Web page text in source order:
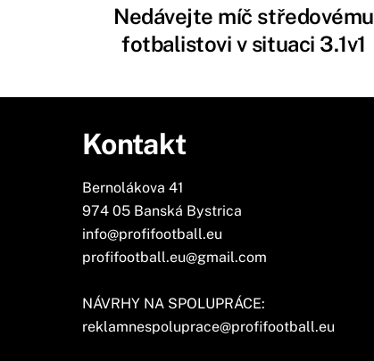
Nedávejte míč středovému
fotbalistovi v situaci 3.1v1
Kontakt
Bernolákova 41
974 05 Banská Bystrica
info@profifootball.eu
profifootball.eu@gmail.com
NÁVRHY NA SPOLUPRÁCE:
reklamnespoluprace@profifootball.eu